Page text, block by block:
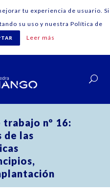
Español
nº 16:
de las
tu experiencia de usuario. Si
su uso y nuestra Política de
Leer más